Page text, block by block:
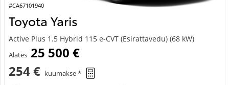
#CA67101940
Toyota Yaris
Active Plus 1.5 Hybrid 115 e-CVT (Esirattavedu) (68 kW)
Alates 25 500 €
254 € kuumakse *